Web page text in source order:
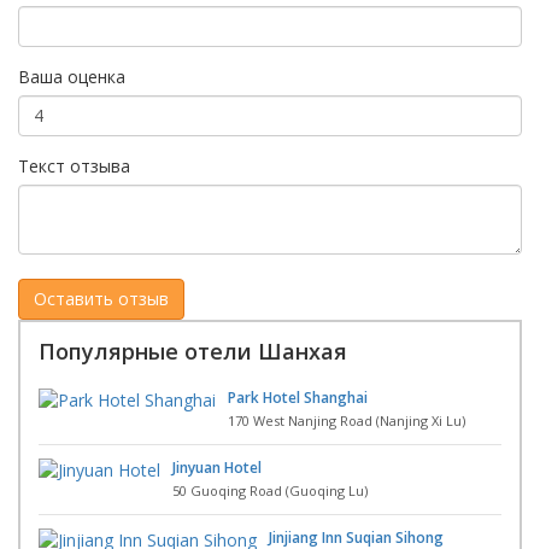
Ваша оценка
Текст отзыва
Популярные отели Шанхая
Park Hotel Shanghai
170 West Nanjing Road (Nanjing Xi Lu)
Jinyuan Hotel
50 Guoqing Road (Guoqing Lu)
Jinjiang Inn Suqian Sihong